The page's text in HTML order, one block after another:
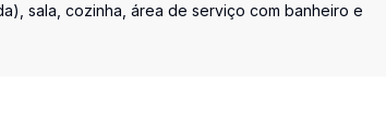
sala, cozinha, área de serviço com banheiro e